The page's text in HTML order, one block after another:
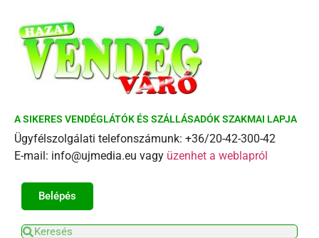
A SIKERES VENDÉGLÁTÓK ÉS SZÁLLÁSADÓK SZAKMAI LAPJA
Ügyfélszolgálati telefonszámunk: +36/20-42-300-42
E-mail: info@ujmedia.eu vagy üzenhet a weblapról
Belépés